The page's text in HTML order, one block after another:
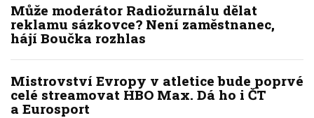
Může moderátor Radiožurnálu dělat
reklamu sázkovce? Není zaměstnanec,
hájí Boučka rozhlas
Mistrovství Evropy v atletice bude poprvé
celé streamovat HBO Max. Dá ho i ČT
a Eurosport